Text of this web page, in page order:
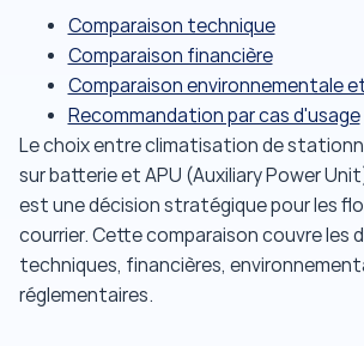
Comparaison technique
Comparaison financière
Comparaison environnementale
Recommandation par cas d'usage
Le choix entre climatisation de
sur batterie et APU (Auxiliary Power
est une décision stratégique pour les
courrier. Cette comparaison couvre les
techniques, financières,
réglementaires.